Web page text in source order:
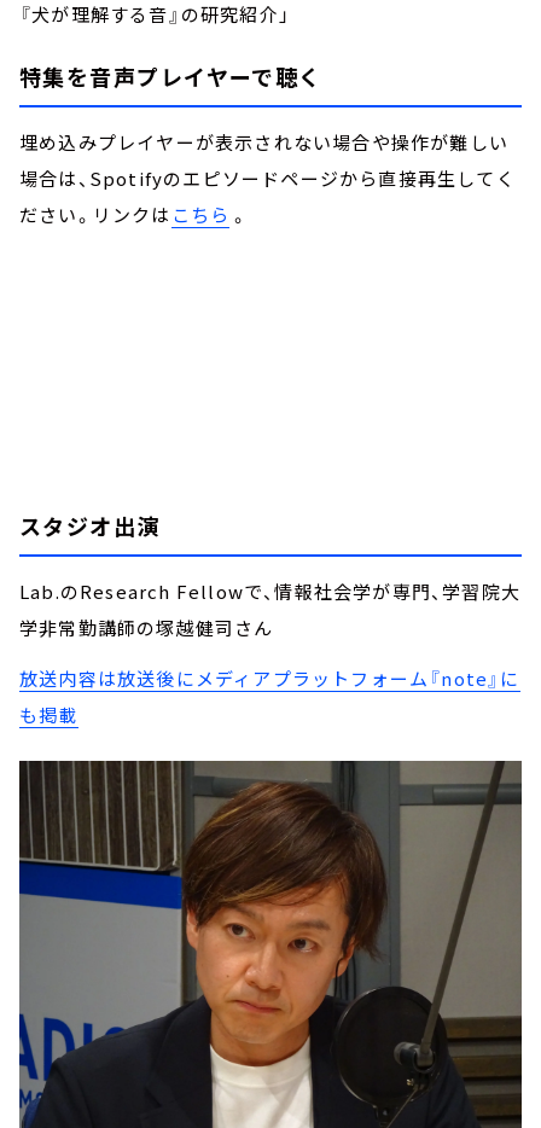
『犬が理解する音』の研究紹介」
特集を音声プレイヤーで聴く
埋め込みプレイヤーが表示されない場合や操作が難しい
場合は、Spotifyのエピソードページから直接再生してく
ださい。リンクは こちら 。
スタジオ出演
Lab.のResearch Fellowで、情報社会学が専門、学習院大
学非常勤講師の塚越健司さん
放送内容は放送後にメディアプラットフォーム『note』に
も掲載